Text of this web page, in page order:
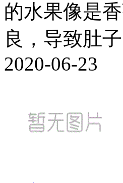
的水果像是
良，导致肚
2020-06-23